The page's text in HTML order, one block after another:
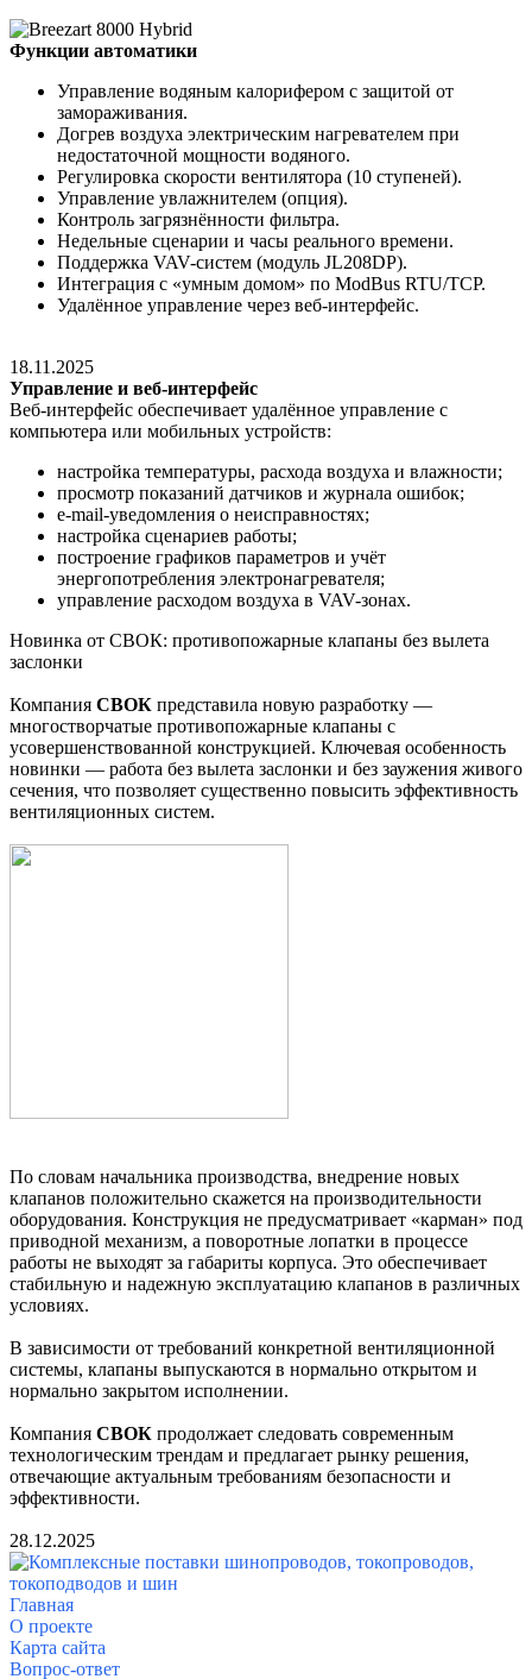
Функции автоматики
Управление водяным калорифером с защитой от
замораживания.
Догрев воздуха электрическим нагревателем при
недостаточной мощности водяного.
Регулировка скорости вентилятора (10 ступеней).
Управление увлажнителем (опция).
Контроль загрязнённости фильтра.
Недельные сценарии и часы реального времени.
Поддержка VAV-систем (модуль JL208DP).
Интеграция с «умным домом» по ModBus RTU/TCP.
Удалённое управление через веб-интерфейс.
18.11.2025
Управление и веб-интерфейс
Веб-интерфейс обеспечивает удалённое управление с
компьютера или мобильных устройств:
настройка температуры, расхода воздуха и влажности;
просмотр показаний датчиков и журнала ошибок;
e-mail-уведомления о неисправностях;
настройка сценариев работы;
построение графиков параметров и учёт
энергопотребления электронагревателя;
управление расходом воздуха в VAV-зонах.
Новинка от СВОК: противопожарные клапаны без вылета
заслонки
Компания СВОК представила новую разработку —
многостворчатые противопожарные клапаны с
усовершенствованной конструкцией. Ключевая особенность
новинки — работа без вылета заслонки и без заужения живого
сечения, что позволяет существенно повысить эффективность
вентиляционных систем.
По словам начальника производства, внедрение новых
клапанов положительно скажется на производительности
оборудования. Конструкция не предусматривает «карман» под
приводной механизм, а поворотные лопатки в процессе
работы не выходят за габариты корпуса. Это обеспечивает
стабильную и надежную эксплуатацию клапанов в различных
условиях.
В зависимости от требований конкретной вентиляционной
системы, клапаны выпускаются в нормально открытом и
нормально закрытом исполнении.
Компания СВОК продолжает следовать современным
технологическим трендам и предлагает рынку решения,
отвечающие актуальным требованиям безопасности и
эффективности.
28.12.2025
Главная
О проекте
Карта сайта
Вопрос-ответ